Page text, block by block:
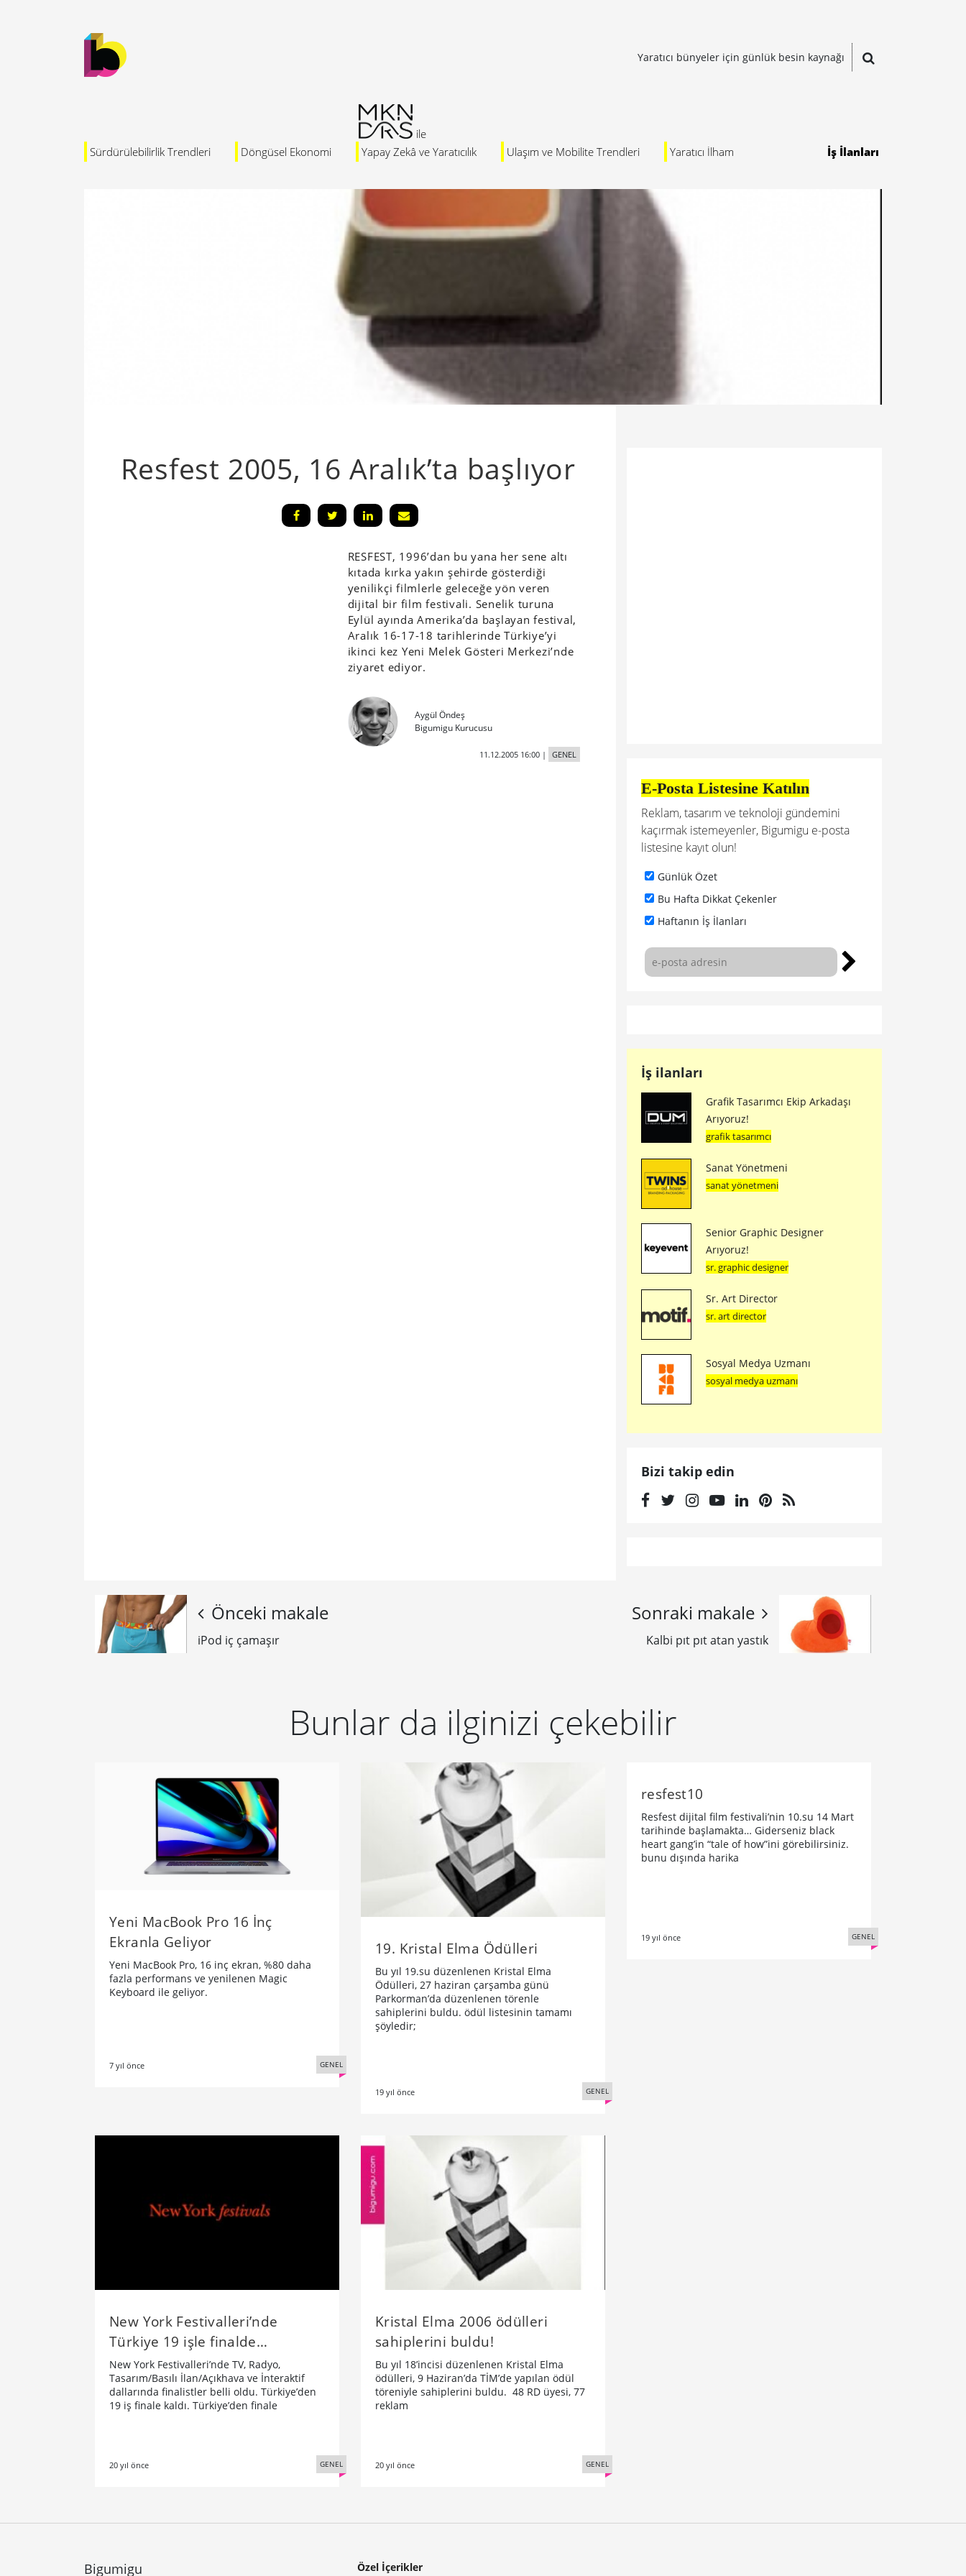
Yaratıcı bünyeler için günlük besin kaynağı
Sürdürülebilirlik Trendleri Döngüsel Ekonomi Yapay Zekâ ve Yaratıcılık Ulaşım ve Mobilite Trendleri Yaratıcı İlham İş İlanları
Resfest 2005, 16 Aralık’ta başlıyor
RESFEST, 1996’dan bu yana her sene altı
kıtada kırka yakın şehirde gösterdiği
yenilikçi filmlerle geleceğe yön veren
dijital bir film festivali. Senelik turuna
Eylül ayında Amerika’da başlayan festival,
Aralık 16-17-18 tarihlerinde Türkiye’yi
ikinci kez Yeni Melek Gösteri Merkezi’nde
ziyaret ediyor.
Aygül Öndeş
Bigumigu Kurucusu
11.12.2005 16:00| GENEL
E-Posta Listesine Katılın
Reklam, tasarım ve teknoloji gündemini
kaçırmak istemeyenler, Bigumigu e-posta
listesine kayıt olun!
Günlük Özet
Bu Hafta Dikkat Çekenler
Haftanın İş İlanları
İş ilanları
Grafik Tasarımcı Ekip Arkadaşı
Arıyoruz!
grafik tasarımcı
Sanat Yönetmeni
sanat yönetmeni
Senior Graphic Designer
Arıyoruz!
sr. graphic designer
Sr. Art Director
sr. art director
Sosyal Medya Uzmanı
sosyal medya uzmanı
Bizi takip edin
Önceki makale
iPod iç çamaşır
Sonraki makale
Kalbi pıt pıt atan yastık
Bunlar da ilginizi çekebilir
Yeni MacBook Pro 16 İnç
Ekranla Geliyor
Yeni MacBook Pro, 16 inç ekran, %80 daha
fazla performans ve yenilenen Magic
Keyboard ile geliyor.
7 yıl önce GENEL
19. Kristal Elma Ödülleri
Bu yıl 19.su düzenlenen Kristal Elma
Ödülleri, 27 haziran çarşamba günü
Parkorman’da düzenlenen törenle
sahiplerini buldu. ödül listesinin tamamı
şöyledir;
19 yıl önce GENEL
resfest10
Resfest dijital film festivali’nin 10.su 14 Mart
tarihinde başlamakta… Giderseniz black
heart gang’in “tale of how”ini görebilirsiniz.
bunu dışında harika
19 yıl önce GENEL
New York Festivalleri’nde
Türkiye 19 işle finalde…
New York Festivalleri’nde TV, Radyo,
Tasarım/Basılı İlan/Açıkhava ve İnteraktif
dallarında finalistler belli oldu. Türkiye’den
19 iş finale kaldı. Türkiye’den finale
20 yıl önce GENEL
Kristal Elma 2006 ödülleri
sahiplerini buldu!
Bu yıl 18’incisi düzenlenen Kristal Elma
ödülleri, 9 Haziran’da TİM’de yapılan ödül
töreniyle sahiplerini buldu. 48 RD üyesi, 77
reklam
20 yıl önce GENEL
Bigumigu
Özel İçerikler